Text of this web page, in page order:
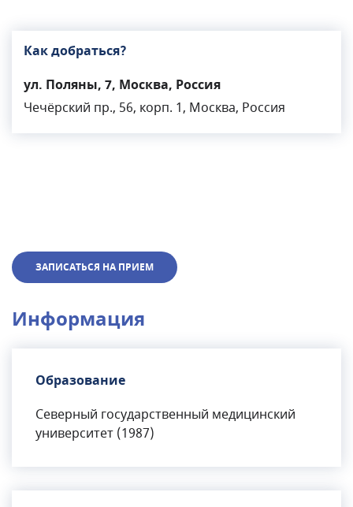
Как добраться?
ул. Поляны, 7, Москва, Россия
Чечёрский пр., 56, корп. 1, Москва, Россия
ЗАПИСАТЬСЯ НА ПРИЕМ
Информация
Образование
Северный государственный медицинский
университет (1987)